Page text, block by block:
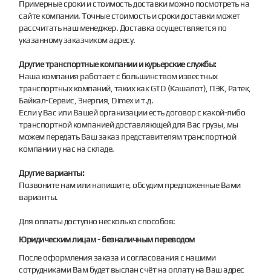
Примерные сроки и стоимость доставки можно посмотреть на
сайте компании. Точные стоимость и сроки доставки может
рассчитать наш менеджер. Доставка осуществляется по
указанному заказчиком адресу.
Другие транспортные компании и курьерские службы:
Наша компания работает с большинством известных
транспортных компаний, таких как GTD (Кашалот), ПЭК, Ратек,
Байкал-Сервис, Энергия, Dimex и т.д.
Если у Вас или Вашей организации есть договор с какой-либо
транспортной компанией доставляющей для Вас грузы, мы
можем передать Ваш заказ представителям транспортной
компании у нас на складе.
Другие варианты:
Позвоните нам или напишите, обсудим предложенные Вами
варианты.
Для оплаты доступно несколько способов:
Юридическим лицам - безналичным переводом
После оформления заказа и согласования с нашими
сотрудниками Вам будет выслан счёт на оплату на Ваш адрес